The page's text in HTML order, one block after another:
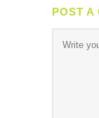
POST A